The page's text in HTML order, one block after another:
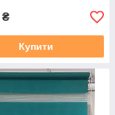
₴
Купити